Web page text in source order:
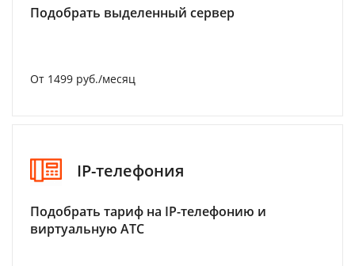
Подобрать выделенный сервер
От 1499 руб./месяц
IP-телефония
Подобрать тариф на IP-телефонию и
виртуальную АТС